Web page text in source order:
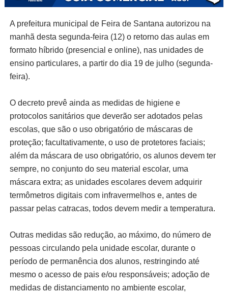
A prefeitura municipal de Feira de Santana autorizou na
manhã desta segunda-feira (12) o retorno das aulas em
formato híbrido (presencial e online), nas unidades de
ensino particulares, a partir do dia 19 de julho (segunda-
feira).
O decreto prevê ainda as medidas de higiene e
protocolos sanitários que deverão ser adotados pelas
escolas, que são o uso obrigatório de máscaras de
proteção; facultativamente, o uso de protetores faciais;
além da máscara de uso obrigatório, os alunos devem ter
sempre, no conjunto do seu material escolar, uma
máscara extra; as unidades escolares devem adquirir
termômetros digitais com infravermelhos e, antes de
passar pelas catracas, todos devem medir a temperatura.
Outras medidas são redução, ao máximo, do número de
pessoas circulando pela unidade escolar, durante o
período de permanência dos alunos, restringindo até
mesmo o acesso de pais e/ou responsáveis; adoção de
medidas de distanciamento no ambiente escolar,